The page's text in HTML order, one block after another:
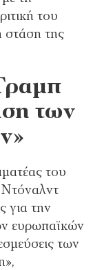
του
στάση της
των
του
για την
ευρωπαϊκών
των